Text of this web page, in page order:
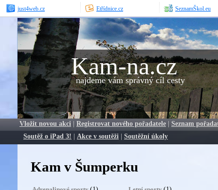
just4web.cz Etřídnice.cz SeznamŠkol.eu
Kam-na.cz
najdeme vám správný cíl cesty
Vložit novou akci | Registrovat nového pořadatele | Seznam
Soutěž o iPad 3! | Akce v soutěži | Soutěžní úkoly
Kam v Šumperku